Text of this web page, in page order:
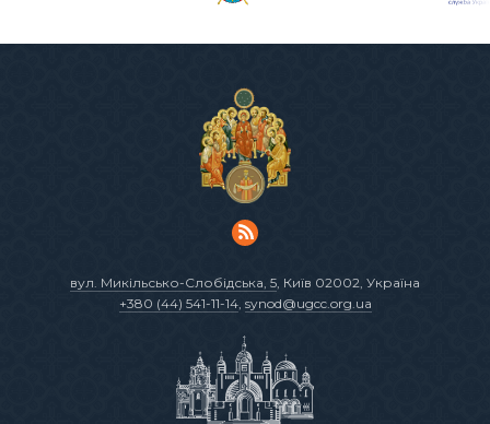
вул. Микільсько-Слобідська, 5 , Київ 02002, Україна
+380 (44) 541-11-14, synod@ugcc.org.ua